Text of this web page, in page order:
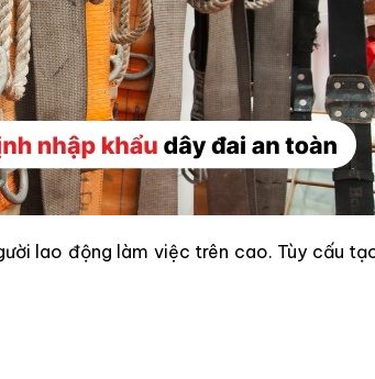
lao động làm việc trên cao. Tùy cấu